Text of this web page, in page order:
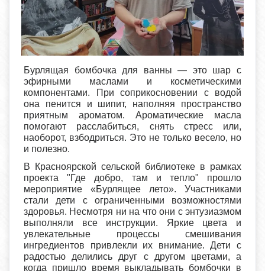
Бурлящая бомбочка для ванны — это шар с
эфирными маслами и косметическими
компонентами. При соприкосновении с водой
она пенится и шипит, наполняя пространство
приятным ароматом. Ароматические масла
помогают расслабиться, снять стресс или,
наоборот, взбодриться. Это не только весело, но
и полезно.
В Красноярской сельской библиотеке в рамках
проекта "Где добро, там и тепло" прошло
мероприятие «Бурлящее лето». Участниками
стали дети с ограниченными возможностями
здоровья. Несмотря ни на что они с энтузиазмом
выполняли все инструкции. Яркие цвета и
увлекательные процессы смешивания
ингредиентов привлекли их внимание. Дети с
радостью делились друг с другом цветами, а
когда пришло время выкладывать бомбочки в